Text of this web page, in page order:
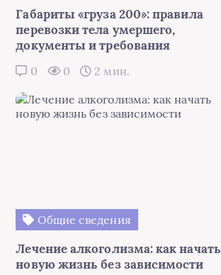
Габариты «груза 200»: правила
перевозки тела умершего,
документы и требования
0 0 2 мин.
Общие сведения
Лечение алкоголизма: как начать
новую жизнь без зависимости